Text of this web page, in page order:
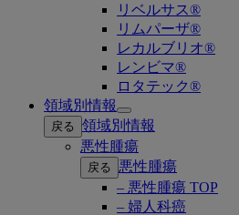
リベルサス®
リムパーザ®
レカルブリオ®
レンビマ®
ロタテック®
領域別情報
Open
submenu
戻る 領域別情報
悪性腫瘍
戻る
悪性腫瘍
– 悪性腫瘍 TOP
– 婦人科癌